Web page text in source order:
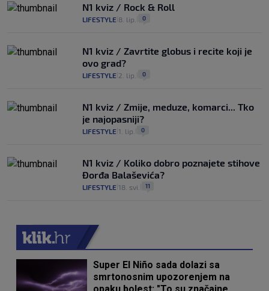
N1 kviz / Rock & Roll
LIFESTYLE 8. lip. 0
N1 kviz / Zavrtite globus i recite koji je
ovo grad?
LIFESTYLE 2. lip. 0
N1 kviz / Zmije, meduze, komarci... Tko
je najopasniji?
LIFESTYLE 1. lip. 0
N1 kviz / Koliko dobro poznajete stihove
Đorđa Balaševića?
LIFESTYLE 18. svi. 11
Super El Niño sada dolazi sa
smrtonosnim upozorenjem na